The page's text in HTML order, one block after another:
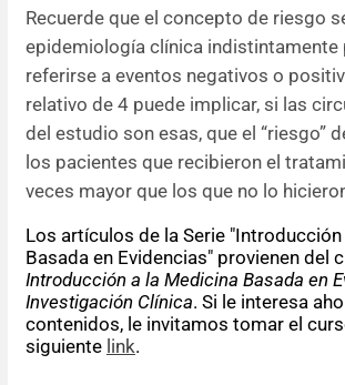
Recuerde que el concepto de riesgo
epidemiología clínica indistintamente
referirse a eventos negativos o
relativo de 4 puede implicar, si las
del estudio son esas, que el “riesgo”
los pacientes que recibieron el
veces mayor que los que no lo
Los artículos de la Serie
Basada en Evidencias" provienen del
Introducción a la Medicina Basada en
Investigación Clínica. Si le interesa
contenidos, le invitamos tomar el
siguiente link.